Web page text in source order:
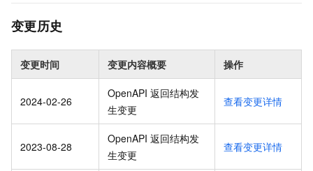
变更历史
变更时间 变更内容概要 操作
2024-02-26
OpenAPI 返回结构发
生变更
查看变更详情
2023-08-28
OpenAPI 返回结构发
生变更
查看变更详情